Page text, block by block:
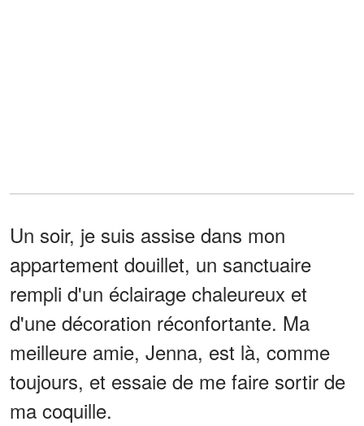
Un soir, je suis assise dans mon
appartement douillet, un sanctuaire
rempli d'un éclairage chaleureux et
d'une décoration réconfortante. Ma
meilleure amie, Jenna, est là, comme
toujours, et essaie de me faire sortir de
ma coquille.